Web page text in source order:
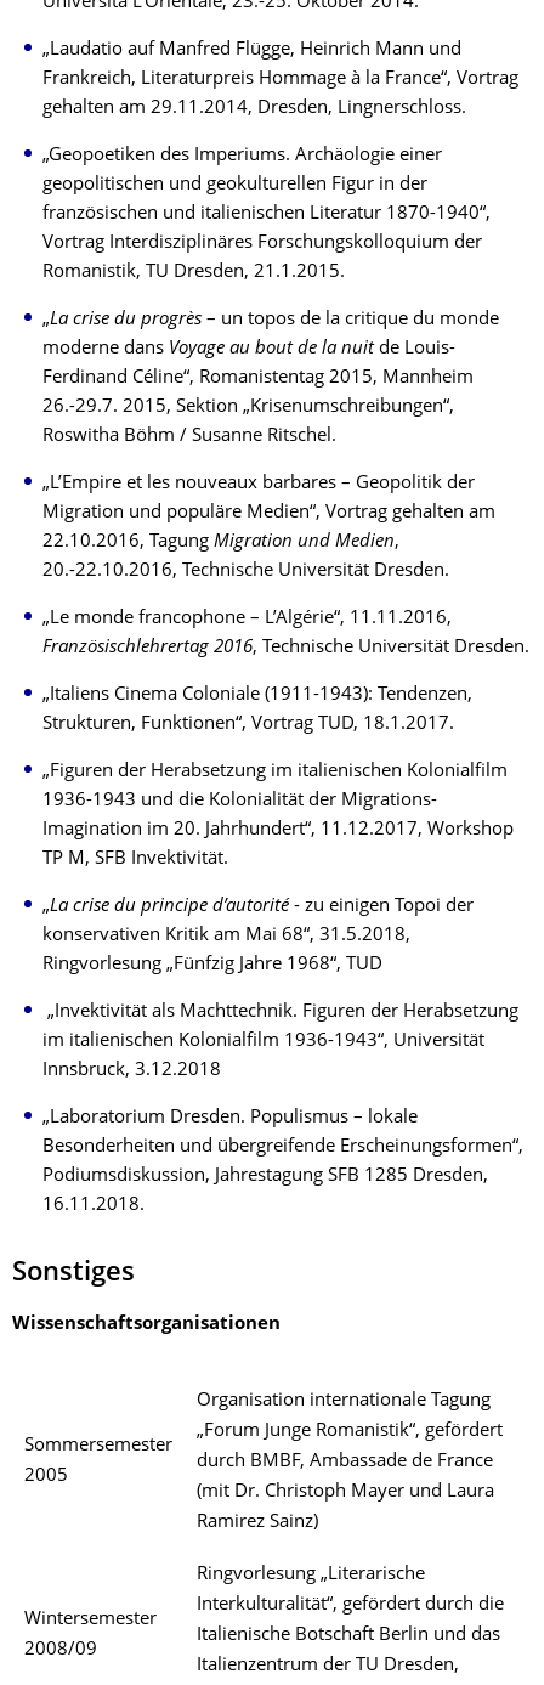
„Laudatio auf Manfred Flügge, Heinrich Mann und
Frankreich, Literaturpreis Hommage à la France“, Vortrag
gehalten am 29.11.2014, Dresden, Lingnerschloss.
„Geopoetiken des Imperiums. Archäologie einer
geopolitischen und geokulturellen Figur in der
französischen und italienischen Literatur 1870-1940“,
Vortrag Interdisziplinäres Forschungskolloquium der
Romanistik, TU Dresden, 21.1.2015.
„La crise du progrès – un topos de la critique du monde
moderne dans Voyage au bout de la nuit de Louis-
Ferdinand Céline“, Romanistentag 2015, Mannheim
26.-29.7. 2015, Sektion „Krisenumschreibungen“,
Roswitha Böhm / Susanne Ritschel.
„L’Empire et les nouveaux barbares – Geopolitik der
Migration und populäre Medien“, Vortrag gehalten am
22.10.2016, Tagung Migration und Medien,
20.-22.10.2016, Technische Universität Dresden.
„Le monde francophone – L’Algérie“, 11.11.2016,
Französischlehrertag 2016, Technische Universität Dresden.
„Italiens Cinema Coloniale (1911-1943): Tendenzen,
Strukturen, Funktionen“, Vortrag TUD, 18.1.2017.
„Figuren der Herabsetzung im italienischen Kolonialfilm
1936-1943 und die Kolonialität der Migrations-
Imagination im 20. Jahrhundert“, 11.12.2017, Workshop
TP M, SFB Invektivität.
„La crise du principe d’autorité - zu einigen Topoi der
konservativen Kritik am Mai 68“, 31.5.2018,
Ringvorlesung „Fünfzig Jahre 1968“, TUD
„Invektivität als Machttechnik. Figuren der Herabsetzung
im italienischen Kolonialfilm 1936-1943“, Universität
Innsbruck, 3.12.2018
„Laboratorium Dresden. Populismus – lokale
Besonderheiten und übergreifende Erscheinungsformen“,
Podiumsdiskussion, Jahrestagung SFB 1285 Dresden,
16.11.2018.
Sonstiges
Wissenschaftsorganisationen
Sommersemester
2005
Organisation internationale Tagung
„Forum Junge Romanistik“, gefördert
durch BMBF, Ambassade de France
(mit Dr. Christoph Mayer und Laura
Ramirez Sainz)
Wintersemester
2008/09
Ringvorlesung „Literarische
Interkulturalität“, gefördert durch die
Italienische Botschaft Berlin und das
Italienzentrum der TU Dresden,